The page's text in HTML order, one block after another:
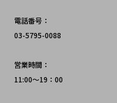
電話番号：
03-5795-0088
営業時間：
11:00～19：00